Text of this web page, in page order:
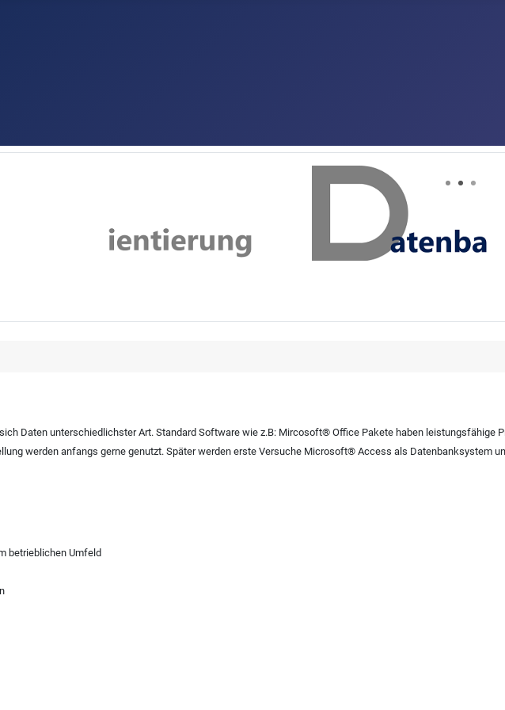
Daten unterschiedlichster Art. Standard Software wie z.B: Mircosoft® Office Pakete haben leistungsfähige
werden anfangs gerne genutzt. Später werden erste Versuche Microsoft® Access als Datenbanksystem
betrieblichen Umfeld